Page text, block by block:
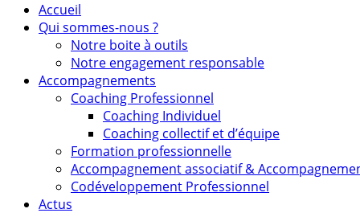
Accueil
Qui sommes-nous ?
Notre boite à outils
Notre engagement responsable
Accompagnements
Coaching Professionnel
Coaching Individuel
Coaching collectif et d’équipe
Formation professionnelle
Accompagnement associatif &
Codéveloppement Professionnel
Actus